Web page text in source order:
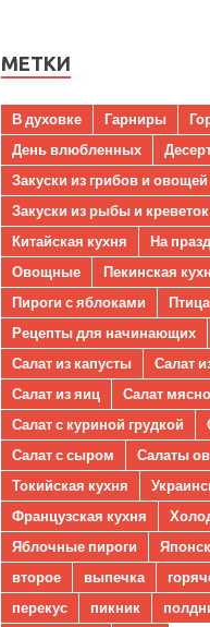
МЕТКИ
В духовке Гарниры
День влюбленных
Закуски из грибов и овощей
Закуски из рыбы и креветок
Китайская кухня
На
Овощные
Пекинская
Пироги с яблоками
Птица
Рецепты для начинающих
Салат из капусты
Салат
Салат из яиц
Салат
Салат с куриной грудкой
Салат с сыром
Салаты
Токийская кухня
Французская кухня
Яблочные пироги
второе
выпечка
перекус
пикник